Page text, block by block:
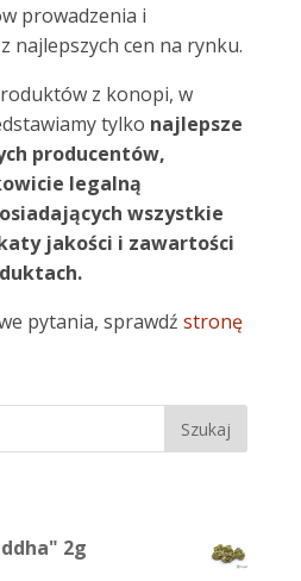
prowadzenia i
najlepszych cen na rynku.
z konopi, w
tylko najlepsze
producentów,
legalną
wszystkie
jakości i zawartości
pytania, sprawdź stronę
2g